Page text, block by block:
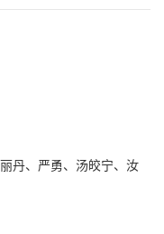
丹、严勇、汤皎宁、汝